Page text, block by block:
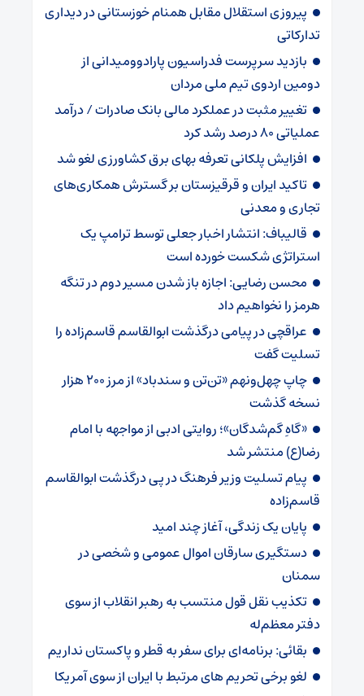
پیروزی استقلال مقابل همنام خوزستانی در دیداری
تدارکاتی
بازدید سرپرست فدراسیون پارادوومیدانی از
دومین اردوی تیم ملی مردان
تغییر مثبت در عملکرد مالی بانک صادرات / درآمد
عملیاتی ۸۰ درصد رشد کرد
افزایش پلکانی تعرفه بهای برق کشاورزی لغو شد
تاکید ایران و قرقیزستان بر گسترش همکاری‌های
تجاری و معدنی
قالیباف: انتشار اخبار جعلی توسط ترامپ یک
استراتژی شکست خورده است
محسن رضایی: اجازه باز شدن مسیر دوم در تنگه
هرمز را نخواهیم داد
عراقچی در پیامی درگذشت ابوالقاسم قاسم‌زاده را
تسلیت گفت
چاپ چهل‌ونهم «تن‌تن و سندباد» از مرز ۲۰۰ هزار
نسخه گذشت
«گاهِ گم‌شدگان»؛ روایتی ادبی از مواجهه با امام
رضا(ع) منتشر شد
پیام تسلیت وزیر فرهنگ در پی درگذشت ابوالقاسم
قاسم‌زاده
پایان یک زندگی، آغاز چند امید
دستگیری سارقان اموال عمومی و شخصی در
سمنان
تکذیب نقل قول منتسب به رهبر انقلاب از سوی
دفتر معظم‌له
بقائی: برنامه‌ای برای سفر به قطر و پاکستان نداریم
لغو برخی تحریم های مرتبط با ایران از سوی آمریکا